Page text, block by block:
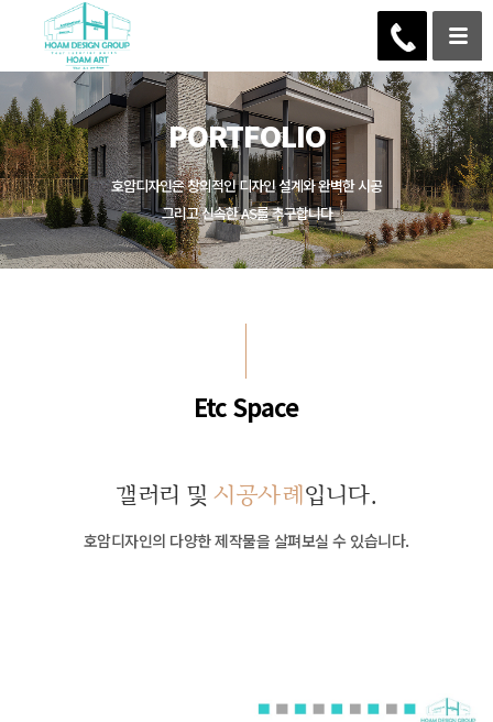
PORTFOLIO
호암디자인은 창의적인 디자인 설계와 완벽한 시공
그리고 신속한 AS를 추구합니다
Etc Space
갤러리 및시공사례입니다.
호암디자인의 다양한 제작물을 살펴보실 수 있습니다.